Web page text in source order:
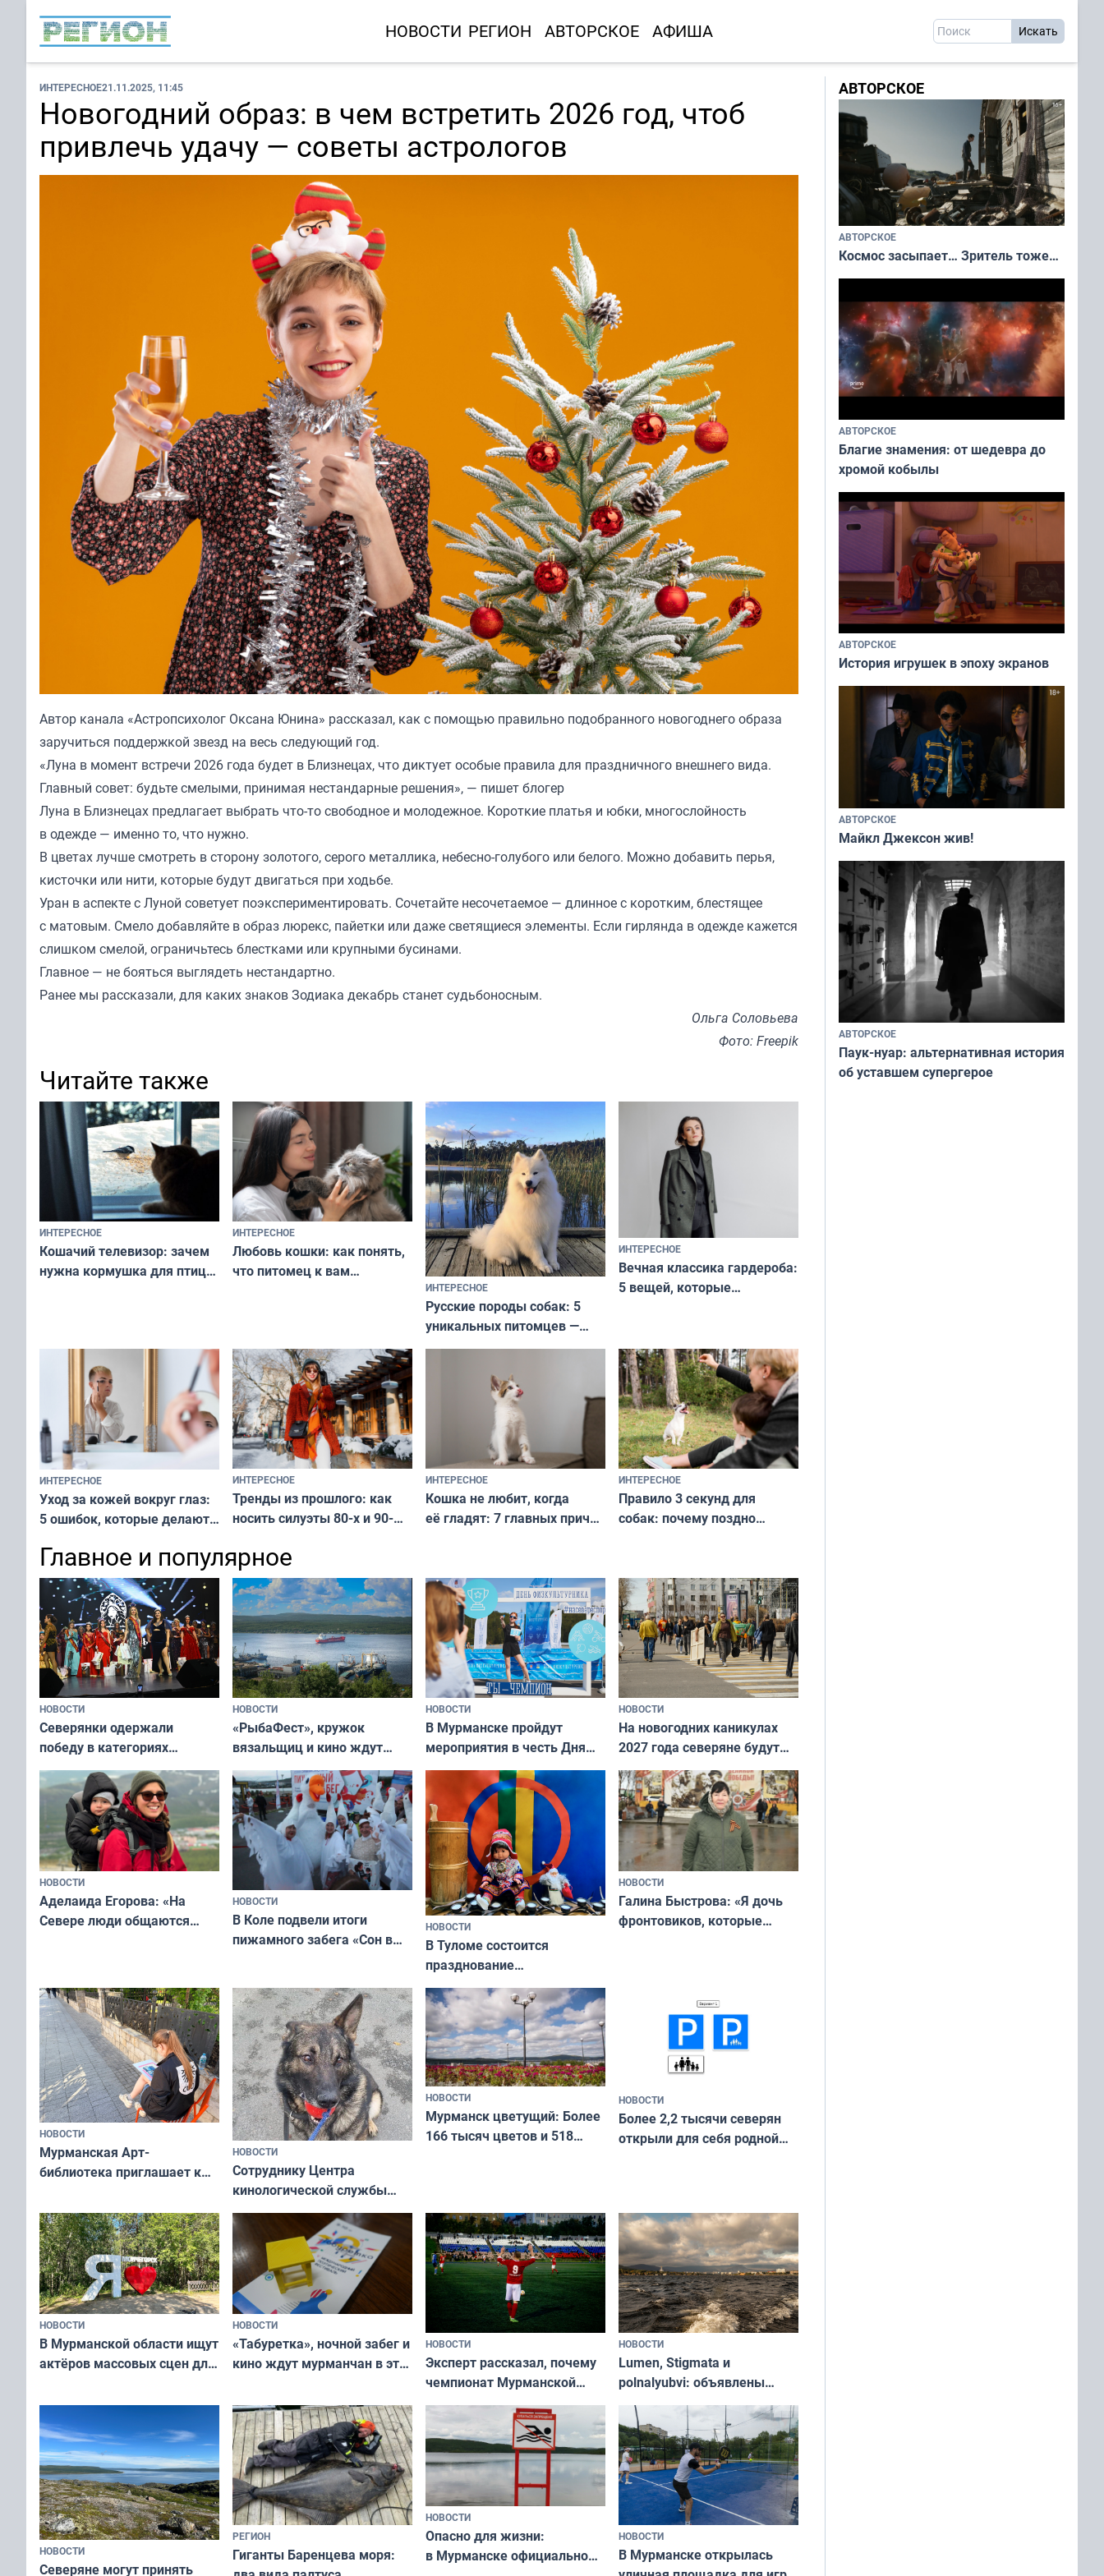
НОВОСТИ РЕГИОН АВТОРСКОЕ АФИША
ИНТЕРЕСНОЕ21.11.2025, 11:45
Новогодний образ: в чем встретить 2026 год, чтоб
привлечь удачу — советы астрологов
Автор канала «Астропсихолог Оксана Юнина» рассказал, как с помощью правильно подобранного новогоднего образа
заручиться поддержкой звезд на весь следующий год.
«Луна в момент встречи 2026 года будет в Близнецах, что диктует особые правила для праздничного внешнего вида.
Главный совет: будьте смелыми, принимая нестандарные решения», — пишет блогер
Луна в Близнецах предлагает выбрать что-то свободное и молодежное. Короткие платья и юбки, многослойность
в одежде — именно то, что нужно.
В цветах лучше смотреть в сторону золотого, серого металлика, небесно-голубого или белого. Можно добавить перья,
кисточки или нити, которые будут двигаться при ходьбе.
Уран в аспекте с Луной советует поэкспериментировать. Сочетайте несочетаемое — длинное с коротким, блестящее
с матовым. Смело добавляйте в образ люрекс, пайетки или даже светящиеся элементы. Если гирлянда в одежде кажется
слишком смелой, ограничьтесь блестками или крупными бусинами.
Главное — не бояться выглядеть нестандартно.
Ранее мы рассказали, для каких знаков Зодиака декабрь станет судьбоносным.
Ольга Соловьева
Фото: Freepik
Читайте также
ИНТЕРЕСНОЕ
Кошачий телевизор: зачем
нужна кормушка для птиц
ИНТЕРЕСНОЕ
Любовь кошки: как понять,
что питомец к вам
ИНТЕРЕСНОЕ
Русские породы собак: 5
уникальных питомцев —
национальные сокровища
и характером
ИНТЕРЕСНОЕ
Вечная классика гардероба:
5 вещей, которые
и актуально в любой сезон
ИНТЕРЕСНОЕ
Уход за кожей вокруг глаз:
5 ошибок, которые делают
и вернуть свежий взгляд
без дорогих средств
ИНТЕРЕСНОЕ
Тренды из прошлого: как
носить силуэты 80-х и 90-
современно и стильно без
переплат
ИНТЕРЕСНОЕ
Кошка не любит, когда
её гладят: 7 главных причин
независимому питомцу
ИНТЕРЕСНОЕ
Правило 3 секунд для
собак: почему поздно
питомцу всё сразу и без
криков
Главное и популярное
НОВОСТИ
Северянки одержали
победу в категориях
всероссийского конкурса
«Мисс и Миссис Великая
Русь»
НОВОСТИ
«РыбаФест», кружок
вязальщиц и кино ждут
мурманчан в эти выходные
НОВОСТИ
В Мурманске пройдут
мероприятия в честь Дня
физкультурника
НОВОСТИ
На новогодних каникулах
2027 года северяне будут
отдыхать 11 дней
НОВОСТИ
Аделаида Егорова: «На
Севере люди общаются
НОВОСТИ
В Коле подвели итоги
пижамного забега «Сон в
НОВОСТИ
В Туломе состоится
празднование
Международного дня
коренных народов мира
НОВОСТИ
Галина Быстрова: «Я дочь
фронтовиков, которые
НОВОСТИ
Мурманская Арт-
библиотека приглашает к
и фотографов
НОВОСТИ
Сотруднику Центра
кинологической службы
ищут новый дом
НОВОСТИ
Мурманск цветущий: Более
166 тысяч цветов и 518
НОВОСТИ
Более 2,2 тысячи северян
открыли для себя родной
НОВОСТИ
В Мурманской области ищут
актёров массовых сцен для
короткометражном фильме
НОВОСТИ
«Табуретка», ночной забег и
кино ждут мурманчан в эти
НОВОСТИ
Эксперт рассказал, почему
чемпионат Мурманской
области по футболу остался
незамеченным
НОВОСТИ
Lumen, Stigmata и
polnalyubvi: объявлены
хедлайнеры фестиваля
«Имандра» в 2026 года
НОВОСТИ
Северяне могут принять
РЕГИОН
Гиганты Баренцева моря:
НОВОСТИ
Опасно для жизни:
в Мурманске официально
НОВОСТИ
В Мурманске открылась
АВТОРСКОЕ
АВТОРСКОЕ
Космос засыпает… Зритель тоже…
АВТОРСКОЕ
Благие знамения: от шедевра до
хромой кобылы
АВТОРСКОЕ
История игрушек в эпоху экранов
АВТОРСКОЕ
Майкл Джексон жив!
АВТОРСКОЕ
Паук-нуар: альтернативная история
об уставшем супергерое